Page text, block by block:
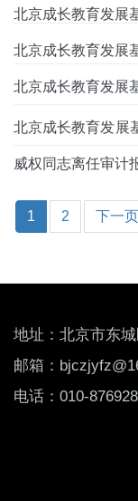
北京成长教育发展
北京成长教育发展
北京成长教育发展
北京成长教育发展
威权同志离任审计
1 2 下一页
地址 ：北京市东
邮箱：
电话：010-